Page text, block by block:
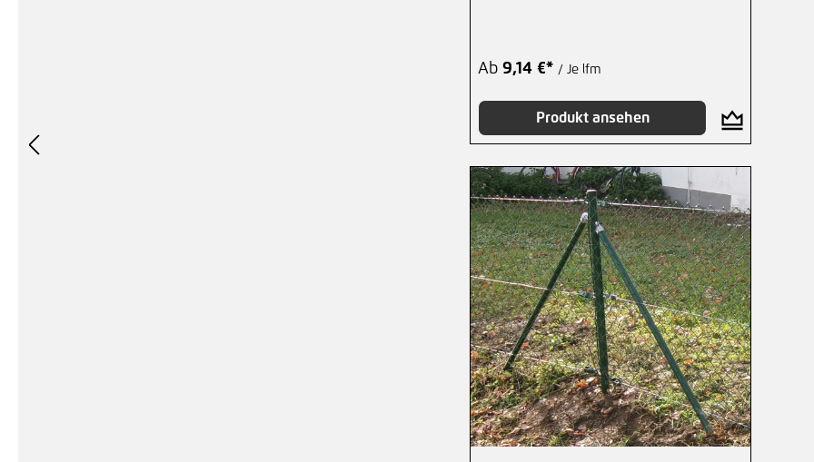
Ab 9,14 €* / Je lfm
Produkt ansehen